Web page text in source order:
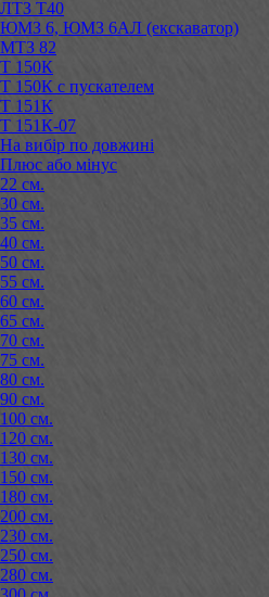
ЛТЗ Т40
ЮМЗ 6, ЮМЗ 6АЛ (екскаватор)
МТЗ 82
Т 150К
Т 150К с пускателем
Т 151К
Т 151К-07
На вибір по довжині
Плюс або мінус
22 см.
30 см.
35 см.
40 см.
50 см.
55 см.
60 см.
65 см.
70 см.
75 см.
80 см.
90 см.
100 см.
120 см.
130 см.
150 см.
180 см.
200 см.
230 см.
250 см.
280 см.